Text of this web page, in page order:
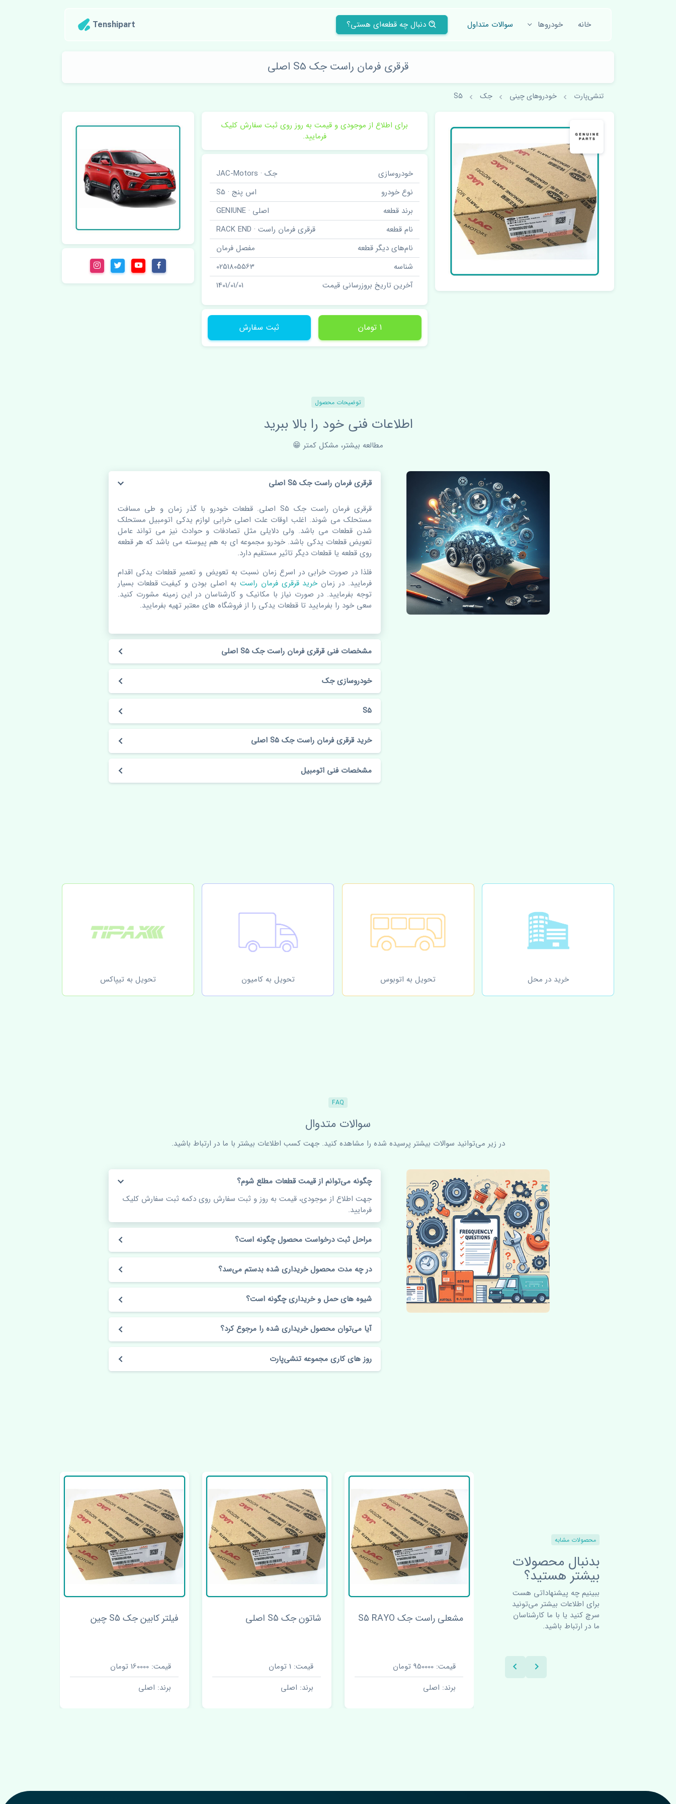
خانه خودروها سوالات متداول دنبال چه قطعه‌ای هستی؟ Tenshipart
قرقری فرمان راست جک S5 اصلی
تنشی‌پارت خودروهای چینی جک S5
برای اطلاع از موجودی و قیمت به روز روی ثبت سفارش کلیک
فرمایید.
خودروسازی
جک · JAC-Motors
نوع خودرو
اس پنج · S5
برند قطعه
اصلی · GENIUNE
نام قطعه
قرقری فرمان راست · RACK END
نام‌های دیگر قطعه
مفصل فرمان
شناسه
0251805563
آخرین تاریخ بروزرسانی قیمت
1401/01/01
1 تومان ثبت سفارش
توضیحات محصول
اطلاعات فنی خود را بالا ببرید
مطالعه بیشتر، مشکل کمتر 😁
قرقری فرمان راست جک S5 اصلی
قرقری فرمان راست جک S5 اصلی. قطعات خودرو با گذر زمان و طی مسافت
مستحلک می شوند. اغلب اوقات علت اصلی خرابی لوازم یدکی اتومبیل مستحلک
شدن قطعات می باشد. ولی دلایلی مثل تصادفات و حوادث نیز می تواند عامل
تعویض قطعات یدکی باشد. خودرو مجموعه ای به هم پیوسته می باشد که هر قطعه
روی قطعه یا قطعات دیگر تاثیر مستقیم دارد.
فلذا در صورت خرابی در اسرع زمان نسبت به تعویض و تعمیر قطعات یدکی اقدام
فرمایید. در زمان خرید قرقری فرمان راست به اصلی بودن و کیفیت قطعات بسیار
توجه بفرمایید. در صورت نیاز با مکانیک و کارشناسان در این زمینه مشورت کنید.
سعی خود را بفرمایید تا قطعات یدکی را از فروشگاه های معتبر تهیه بفرمایید.
مشخصات فنی قرقری فرمان راست جک S5 اصلی
خودروسازی جک
S5
خرید قرقری فرمان راست جک S5 اصلی
مشخصات فنی اتومبیل
خرید در محل تحویل به اتوبوس تحویل به کامیون تحویل به تیپاکس
FAQ
سوالات متدوال
در زیر می‌توانید سوالات بیشتر پرسیده شده را مشاهده کنید. جهت کسب اطلاعات بیشتر با ما در ارتباط باشید.
چگونه می‌توانم از قیمت قطعات مطلع شوم؟
جهت اطلاع از موجودی، قیمت به روز و ثبت سفارش روی دکمه ثبت سفارش کلیک
فرمایید.
مراحل ثبت درخواست محصول چگونه است؟
در چه مدت محصول خریداری شده بدستم می‌سد؟
شیوه های حمل و خریداری چگونه است؟
آیا می‌توان محصول خریداری شده را مرجوع کرد؟
روز های کاری مجموعه تنشی‌پارت
محصولات مشابه
بدنبال محصولات
بیشتر هستید؟
ببینیم چه پیشنهاداتی هست
برای اطلاعات بیشتر می‌تونید
سرچ کنید یا با ما کارشناسان
ما در ارتباط باشید.
شیشه بالابر جلو راست جک
S5 اصلی
مشعلی راست جک S5 RAYO
قیمت: 950000 تومان
برند: اصلی
شاتون جک S5 اصلی
قیمت: 1 تومان
برند: اصلی
فیلتر کابین جک S5 چین
قیمت: 160000 تومان
برند: اصلی